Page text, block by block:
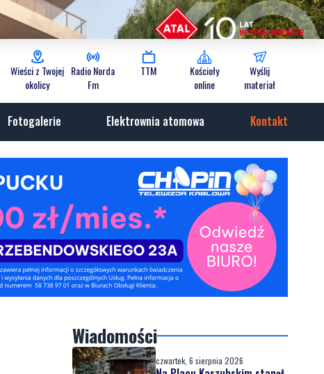
Wieści z Twojej
okolicy
Radio Norda
Fm
TTM
Kościoły
online
Wyślij
materiał
Fotogalerie Elektrownia atomowa Kontakt
Wiadomości
czwartek, 6 sierpnia 2026